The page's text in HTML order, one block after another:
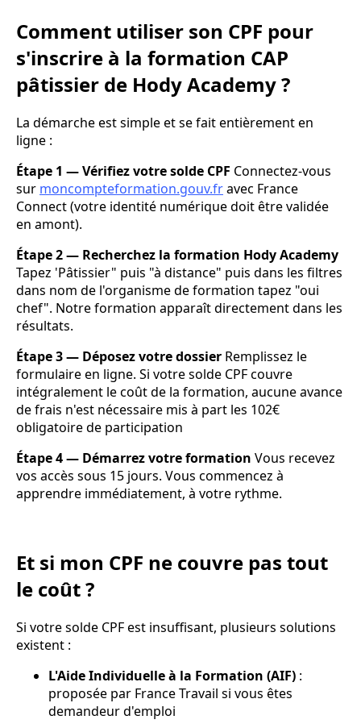
Comment utiliser son CPF pour
s'inscrire à la formation CAP
pâtissier de Hody Academy ?
La démarche est simple et se fait entièrement en
ligne :
Étape 1 — Vérifiez votre solde CPF Connectez-vous
sur moncompteformation.gouv.fravec France
Connect (votre identité numérique doit être validée
en amont).
Étape 2 — Recherchez la formation Hody Academy
Tapez 'Pâtissier" puis "à distance" puis dans les filtres
dans nom de l'organisme de formation tapez "oui
chef". Notre formation apparaît directement dans les
résultats.
Étape 3 — Déposez votre dossier Remplissez le
formulaire en ligne. Si votre solde CPF couvre
intégralement le coût de la formation, aucune avance
de frais n'est nécessaire mis à part les 102€
obligatoire de participation
Étape 4 — Démarrez votre formation Vous recevez
vos accès sous 15 jours. Vous commencez à
apprendre immédiatement, à votre rythme.
Et si mon CPF ne couvre pas tout
le coût ?
Si votre solde CPF est insuffisant, plusieurs solutions
existent :
L'Aide Individuelle à la Formation (AIF) :
proposée par France Travail si vous êtes
demandeur d'emploi